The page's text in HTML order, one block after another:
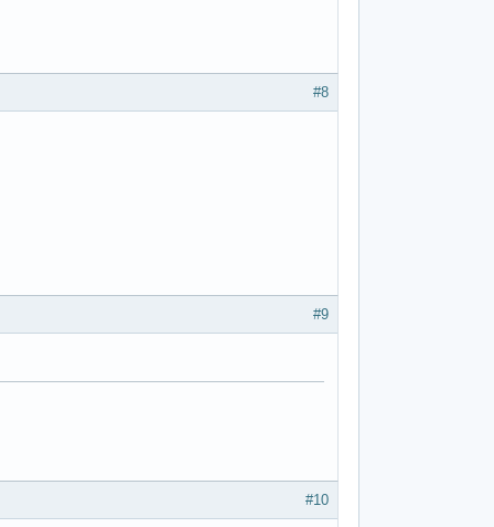
#8
#9
#10